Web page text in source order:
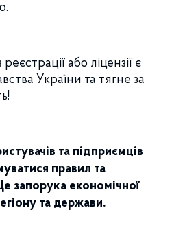
реєстрації або ліцензії є
України та тягне за
та підприємців
правил та
запорука економічної
та держави.